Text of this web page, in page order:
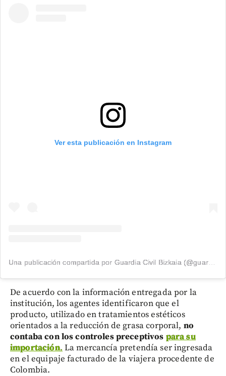
Ver esta publicación en Instagram
Una publicación compartida por Guardia Civil Bizkaia (@guardiacivilbizkaia)
De acuerdo con la información entregada por la
institución, los agentes identificaron que el
producto, utilizado en tratamientos estéticos
orientados a la reducción de grasa corporal, no
contaba con los controles preceptivos para su
importación. La mercancía pretendía ser ingresada
en el equipaje facturado de la viajera procedente de
Colombia.